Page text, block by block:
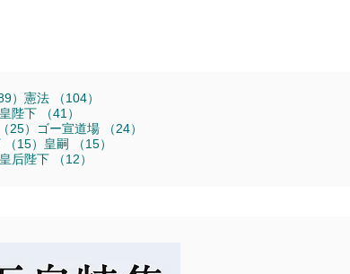
） 189件の記事
憲法 （104）
件の記事
皇陛下 （41）
（25） 25件の記事
ゴー宣道場 （24）
（15） 15件の記事
皇嗣 （15）
件の記事
皇后陛下 （12）